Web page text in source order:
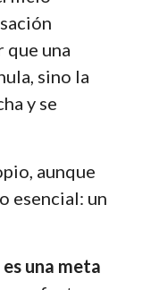
que una
sino la
y se
aunque
esencial: un
es una meta